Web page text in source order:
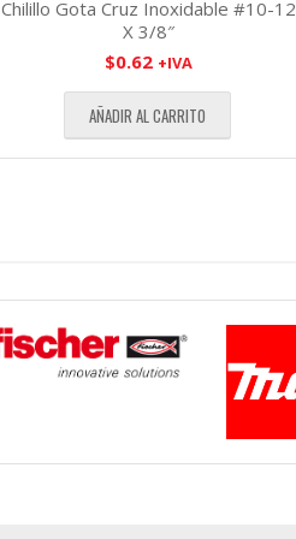
Chilillo Gota Cruz Inoxidable #10-12
X 3/8″
$0.62 +IVA
AÑADIR AL CARRITO